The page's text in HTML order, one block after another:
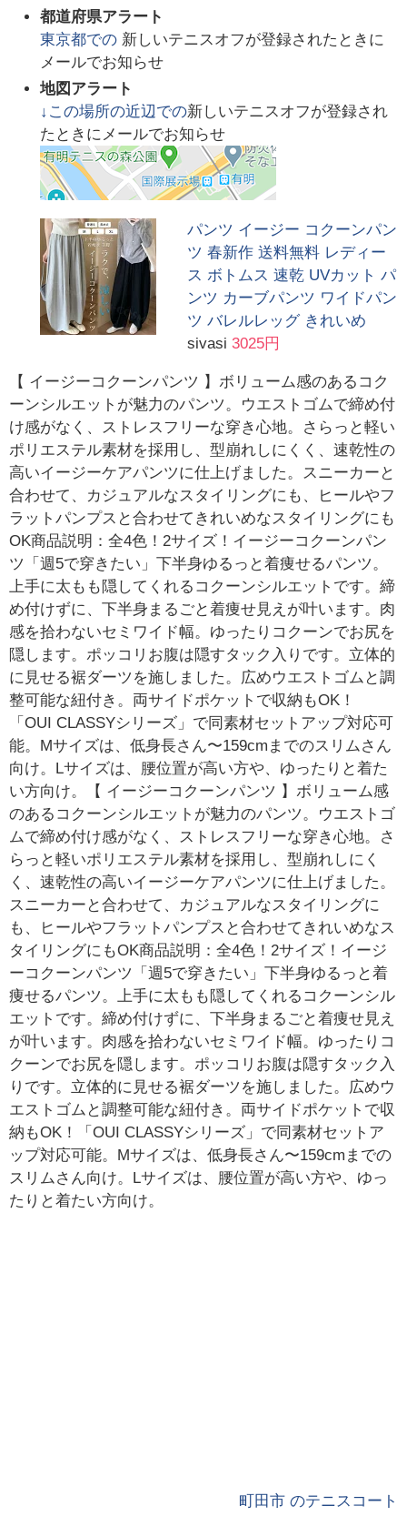
都道府県アラート
東京都での 新しいテニスオフが登録されたときに
メールでお知らせ
地図アラート
↓この場所の近辺での新しいテニスオフが登録され
たときにメールでお知らせ
パンツ イージー コクーンパン
ツ 春新作 送料無料 レディー
ス ボトムス 速乾 UVカット パ
ンツ カーブパンツ ワイドパン
ツ バレルレッグ きれいめ
sivasi 3025円
【 イージーコクーンパンツ 】ボリューム感のあるコク
ーンシルエットが魅力のパンツ。ウエストゴムで締め付
け感がなく、ストレスフリーな穿き心地。さらっと軽い
ポリエステル素材を採用し、型崩れしにくく、速乾性の
高いイージーケアパンツに仕上げました。スニーカーと
合わせて、カジュアルなスタイリングにも、ヒールやフ
ラットパンプスと合わせてきれいめなスタイリングにも
OK商品説明：全4色！2サイズ！イージーコクーンパン
ツ「週5で穿きたい」下半身ゆるっと着痩せるパンツ。
上手に太もも隠してくれるコクーンシルエットです。締
め付けずに、下半身まるごと着痩せ見えが叶います。肉
感を拾わないセミワイド幅。ゆったりコクーンでお尻を
隠します。ポッコリお腹は隠すタック入りです。立体的
に見せる裾ダーツを施しました。広めウエストゴムと調
整可能な紐付き。両サイドポケットで収納もOK！
「OUI CLASSYシリーズ」で同素材セットアップ対応可
能。Mサイズは、低身長さん〜159cmまでのスリムさん
向け。Lサイズは、腰位置が高い方や、ゆったりと着た
い方向け。【 イージーコクーンパンツ 】ボリューム感
のあるコクーンシルエットが魅力のパンツ。ウエストゴ
ムで締め付け感がなく、ストレスフリーな穿き心地。さ
らっと軽いポリエステル素材を採用し、型崩れしにく
く、速乾性の高いイージーケアパンツに仕上げました。
スニーカーと合わせて、カジュアルなスタイリングに
も、ヒールやフラットパンプスと合わせてきれいめなス
タイリングにもOK商品説明：全4色！2サイズ！イージ
ーコクーンパンツ「週5で穿きたい」下半身ゆるっと着
痩せるパンツ。上手に太もも隠してくれるコクーンシル
エットです。締め付けずに、下半身まるごと着痩せ見え
が叶います。肉感を拾わないセミワイド幅。ゆったりコ
クーンでお尻を隠します。ポッコリお腹は隠すタック入
りです。立体的に見せる裾ダーツを施しました。広めウ
エストゴムと調整可能な紐付き。両サイドポケットで収
納もOK！「OUI CLASSYシリーズ」で同素材セットア
ップ対応可能。Mサイズは、低身長さん〜159cmまでの
スリムさん向け。Lサイズは、腰位置が高い方や、ゆっ
たりと着たい方向け。
町田市 のテニスコート